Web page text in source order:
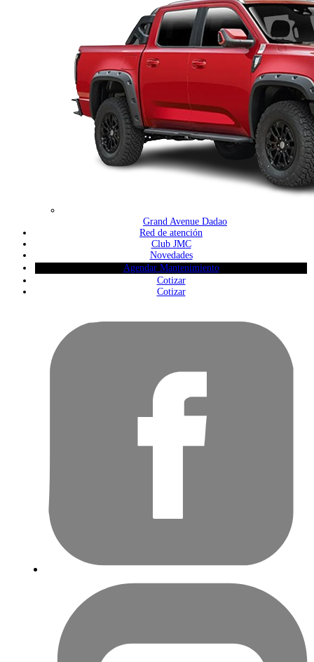
Grand Avenue Dadao
Red de atención
Club JMC
Novedades
Agendar Mantenimiento
Cotizar
Cotizar